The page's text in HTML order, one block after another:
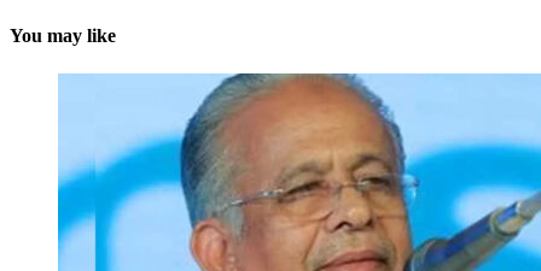
You may like